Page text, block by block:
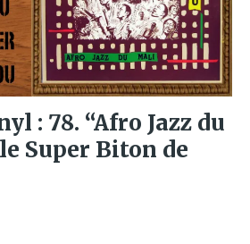
: 78. “Afro Jazz du
Super Biton de